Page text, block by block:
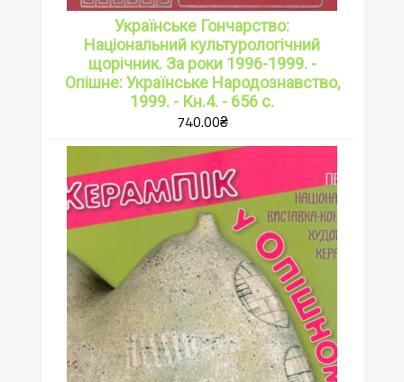
Українське Гончарство:
Національний культурологічний
щорічник. За роки 1996-1999. -
Опішне: Українське Народознавство,
1999. - Кн.4. - 656 с.
740.00₴